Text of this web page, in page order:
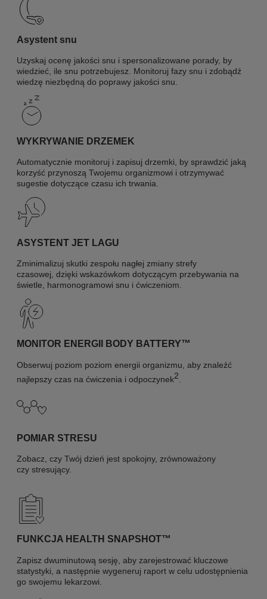
Asystent snu
Uzyskaj ocenę jakości snu i spersonalizowane porady, by
wiedzieć, ile snu potrzebujesz. Monitoruj fazy snu i zdobądź
wiedzę niezbędną do poprawy jakości snu.
WYKRYWANIE DRZEMEK
Automatycznie monitoruj i zapisuj drzemki, by sprawdzić jaką
korzyść przynoszą Twojemu organizmowi i otrzymywać
sugestie dotyczące czasu ich trwania.
ASYSTENT JET LAGU
Zminimalizuj skutki zespołu nagłej zmiany strefy
czasowej, dzięki wskazówkom dotyczącym przebywania na
świetle, harmonogramowi snu i ćwiczeniom.
MONITOR ENERGII BODY BATTERY™
Obserwuj poziom poziom energii organizmu, aby znaleźć
najlepszy czas na ćwiczenia i odpoczynek2
POMIAR STRESU
Zobacz, czy Twój dzień jest spokojny, zrównoważony
czy stresujący.
FUNKCJA HEALTH SNAPSHOT™
Zapisz dwuminutową sesję, aby zarejestrować kluczowe
statystyki, a następnie wygeneruj raport w celu udostępnienia
go swojemu lekarzowi.